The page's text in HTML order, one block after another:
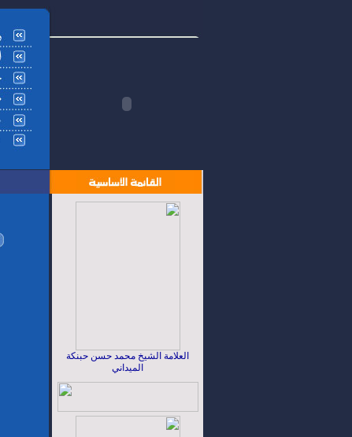
العلامة الشيخ محمد حسن حبنكة
الميداني